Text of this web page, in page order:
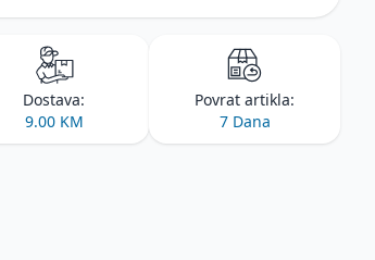
Dostava:
9.00 KM
Povrat artikla:
7 Dana